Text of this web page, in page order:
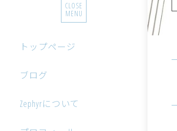
CLOSE
MENU
トップページ
ブログ
Zephyrについて